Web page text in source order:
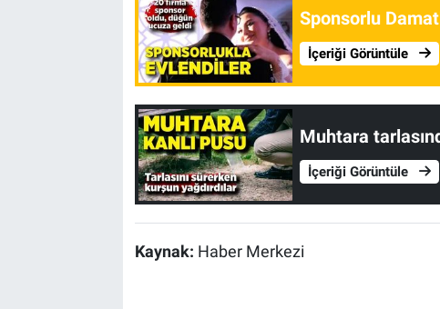
Sponsorlu
İçeriği Görüntüle
Muhtara
İçeriği Görüntüle
Kaynak: Haber Merkezi